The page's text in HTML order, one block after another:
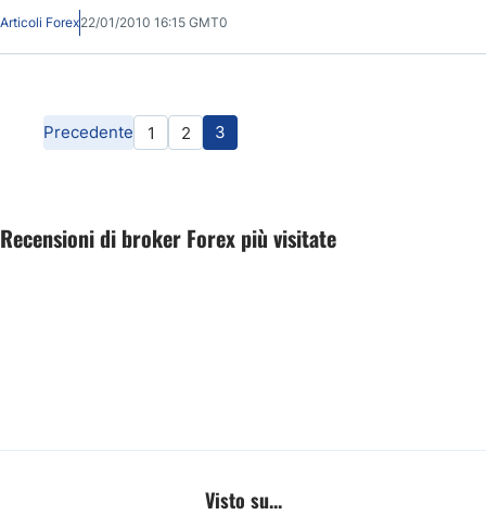
sviluppare strategie di Forex trading remunerative solo attraverso duro lavoro
che, comprende lo studio delle esperienze Forex di altre persone.
Articoli Forex22/01/2010 16:15 GMT0
Precedente 1 2 3
Recensioni di broker Forex più visitate
Visto su...